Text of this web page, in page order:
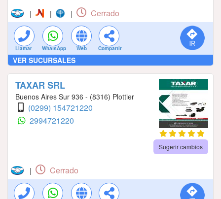
| | | Cerrado
Llamar WhatsApp Web Compartir
VER SUCURSALES
TAXAR SRL
Buenos Aires Sur 936 - (8316) Plottier
(0299) 154721220
2994721220
Sugerir cambios
| Cerrado